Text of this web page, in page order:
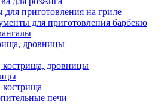
для приготовления на гриле
для приготовления барбекю
дровницы
кострища, дровницы
печи